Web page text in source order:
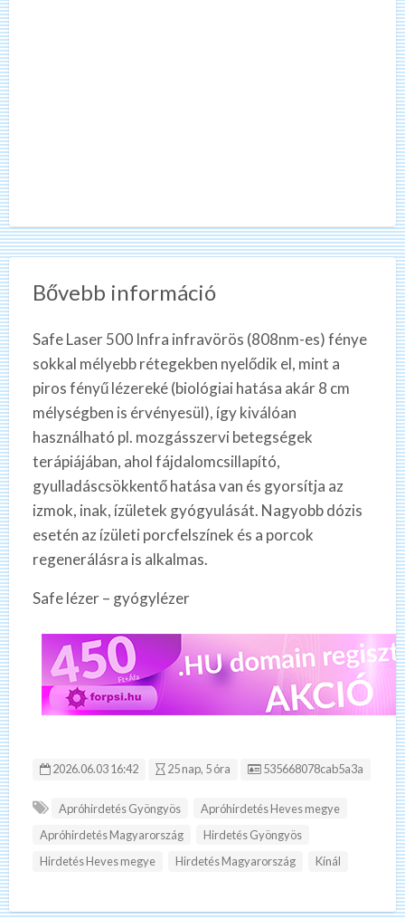
Bővebb információ
Safe Laser 500 Infra infravörös (808nm-es) fénye
sokkal mélyebb rétegekben nyelődik el, mint a
piros fényű lézereké (biológiai hatása akár 8 cm
mélységben is érvényesül), így kiválóan
használható pl. mozgásszervi betegségek
terápiájában, ahol fájdalomcsillapító,
gyulladáscsökkentő hatása van és gyorsítja az
izmok, inak, ízületek gyógyulását. Nagyobb dózis
esetén az ízületi porcfelszínek és a porcok
regenerálásra is alkalmas.
Safe lézer – gyógylézer
2026.06.03 16:42 25 nap, 5 óra Hirdetés ID:
535668078cab5a3a
Apróhirdetés Gyöngyös
Apróhirdetés Heves megye
Apróhirdetés Magyarország
Hirdetés Gyöngyös
Hirdetés Heves megye
Hirdetés Magyarország Kínál